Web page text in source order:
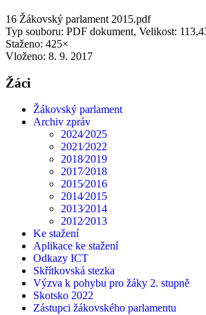
16 Žákovský parlament 2015.pdf
Typ souboru: PDF dokument, Velikost:
Staženo: 425×
Vloženo: 8. 9. 2017
Žáci
Žákovský parlament
Archiv zpráv
2024⁄2025
2021⁄2022
2018⁄2019
2017⁄2018
2015⁄2016
2014⁄2015
2013⁄2014
2012⁄2013
Ke stažení
Aplikace ke stažení
Odkazy ICT
Skřítkovská stezka
Výzva k pohybu pro žáky 2. stupně
Skotsko 2022
Zástupci žákovského parlamentu